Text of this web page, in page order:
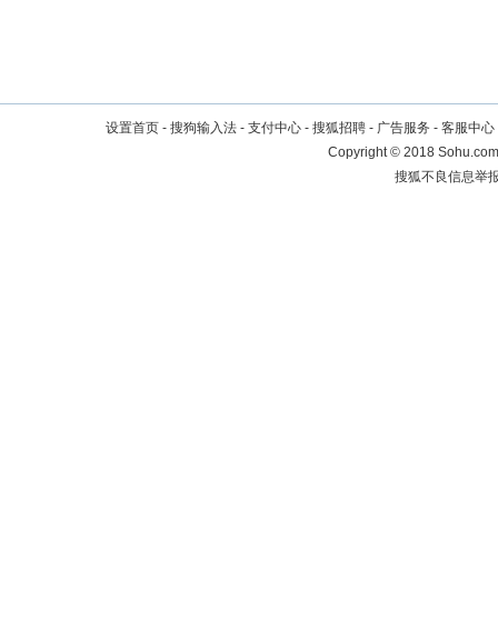
设置首页 - 搜狗输入法 - 支付中心 - 搜狐招聘 - 广告服务 - 客服中心
Copyright©2018
搜狐不良信息举